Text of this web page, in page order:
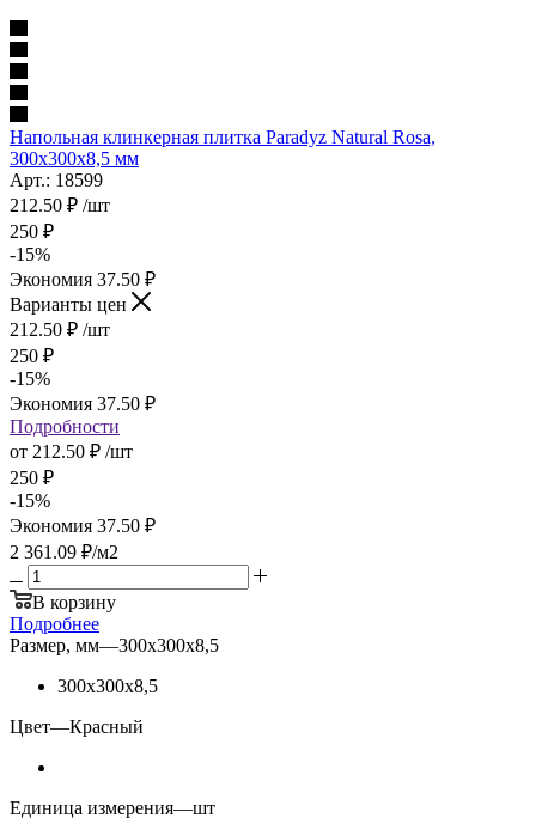
Напольная клинкерная плитка Paradyz Natural Rosa,
300x300x8,5 мм
Арт.: 18599
212.50 ₽ /шт
250 ₽
-15%
Экономия 37.50 ₽
Варианты цен
212.50 ₽ /шт
250 ₽
-15%
Экономия 37.50 ₽
Подробности
от 212.50 ₽ /шт
250 ₽
-15%
Экономия 37.50 ₽
2 361.09 ₽/м2
В корзину
Подробнее
Размер, мм—300х300х8,5
300х300х8,5
Цвет—Красный
Единица измерения—шт